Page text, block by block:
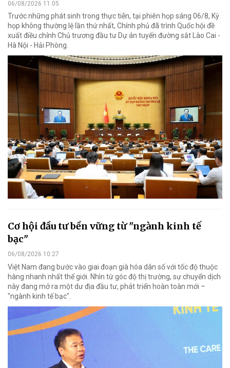
06/08/2026 11:05
Trước những phát sinh trong thực tiễn, tại phiên họp sáng 06/8, Kỳ
họp không thường lệ lần thứ nhất, Chính phủ đã trình Quốc hội đề
xuất điều chỉnh Chủ trương đầu tư Dự án tuyến đường sắt Lào Cai -
Hà Nội - Hải Phòng.
Cơ hội đầu tư bền vững từ "ngành kinh tế
bạc"
06/08/2026 10:27
Việt Nam đang bước vào giai đoạn già hóa dân số với tốc độ thuộc
hàng nhanh nhất thế giới. Nhìn từ góc độ thị trường, sự chuyển dịch
này đang mở ra một dư địa đầu tư, phát triển hoàn toàn mới –
"ngành kinh tế bạc".